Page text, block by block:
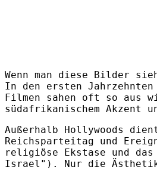
Wenn man diese Bilder
In den ersten
Filmen sahen oft so aus
südafrikanischem Akzent
Außerhalb Hollywoods
Reichsparteitag und
religiöse Ekstase und das
Israel"). Nur die Ästhetik